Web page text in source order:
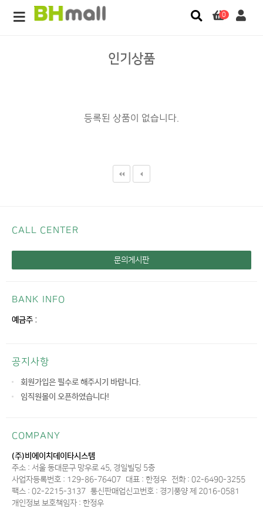
0
인기상품
등록된 상품이 없습니다.
CALL CENTER
문의게시판
BANK INFO
예금주 :
공지사항
회원가입은 필수로 해주시기 바랍니다.
임직원몰이 오픈하였습니다!
COMPANY
(주)비에이치데이타시스템
주소 : 서울 동대문구 망우로 45, 경일빌딩 5층
사업자등록번호 : 129-86-76407 대표 : 한정우 전화 : 02-6490-3255
팩스 : 02-2215-3137 통신판매업신고번호 : 경기풍양 제 2016-0581
개인정보 보호책임자 : 한정우